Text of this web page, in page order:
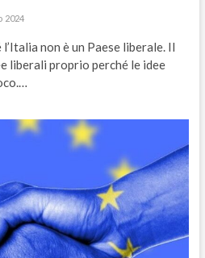
2024
non è un Paese liberale. Il
liberali proprio perché le idee